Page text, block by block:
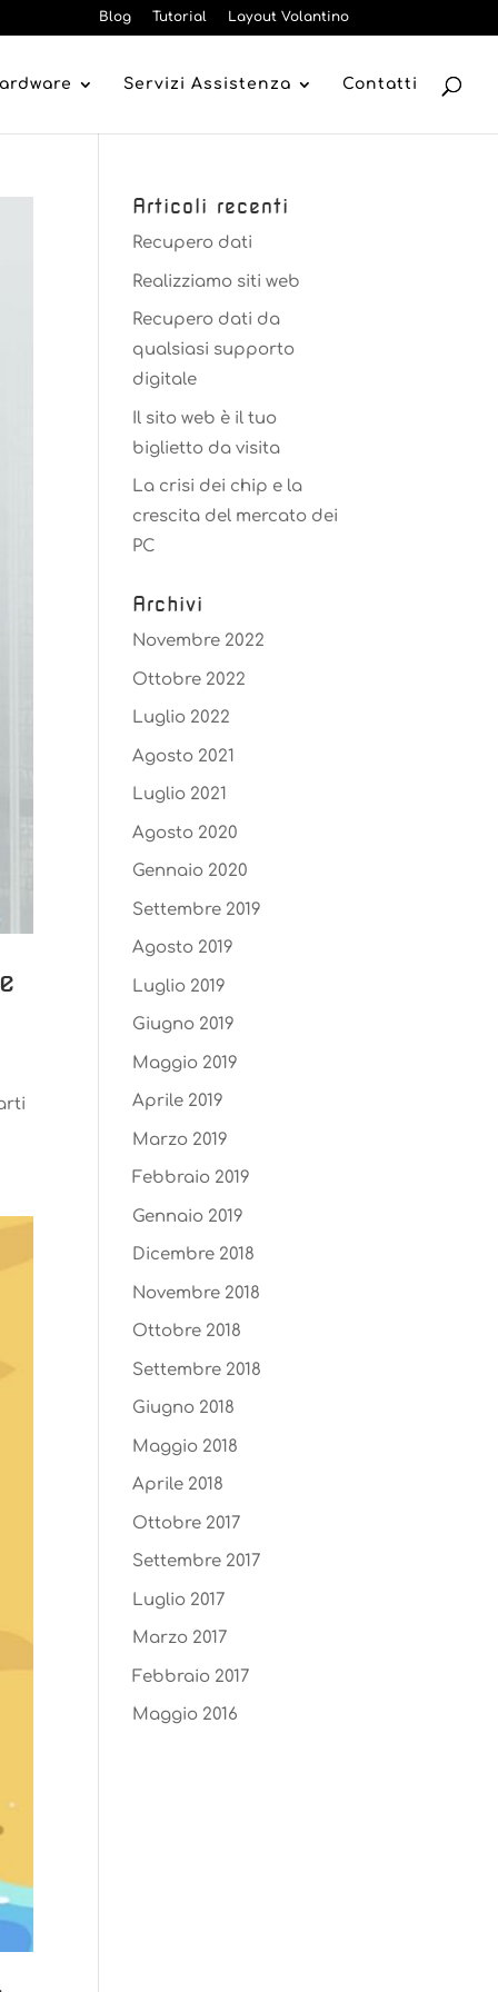
Blog Tutorial Layout Volantino
Servizi Assistenza Contatti
Articoli recenti
Recupero dati
Realizziamo siti web
Recupero dati da
qualsiasi supporto
digitale
Il sito web è il tuo
biglietto da visita
La crisi dei chip e la
crescita del mercato dei
PC
Archivi
Novembre 2022
Ottobre 2022
Luglio 2022
Agosto 2021
Luglio 2021
Agosto 2020
Gennaio 2020
Settembre 2019
Agosto 2019
Luglio 2019
Giugno 2019
Maggio 2019
Aprile 2019
Marzo 2019
Febbraio 2019
Gennaio 2019
Dicembre 2018
Novembre 2018
Ottobre 2018
Settembre 2018
Giugno 2018
Maggio 2018
Aprile 2018
Ottobre 2017
Settembre 2017
Luglio 2017
Marzo 2017
Febbraio 2017
Maggio 2016